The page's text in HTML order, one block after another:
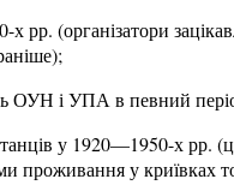
(організатори
ОУН і УПА в певний
у 1920—1950-х рр.
проживання у криївках